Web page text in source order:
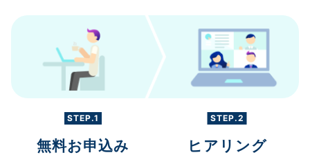
STEP.1
無料お申込み
STEP.2
ヒアリング